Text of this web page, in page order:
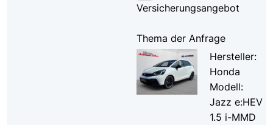
Versicherungsangebot
Thema der Anfrage
Hersteller:
Honda
Modell:
Jazz e:HEV
1.5 i-MMD